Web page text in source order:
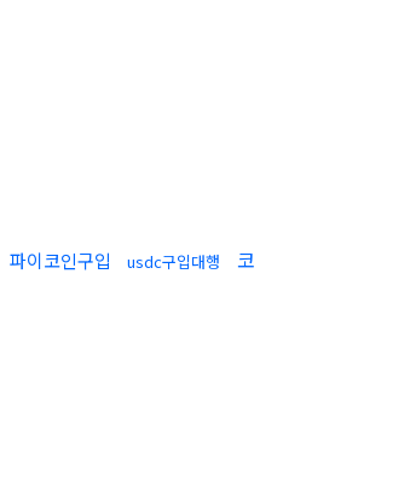
파이코인구입 usdc구입대행
코